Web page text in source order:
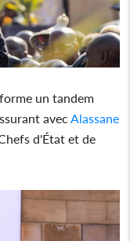
un tandem
avecAlassane
d'État et de